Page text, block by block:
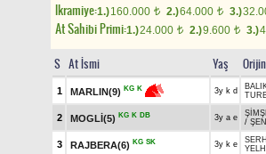
Ikramiye:1.)160.000 t 2.)64.000 t 3.)
At Sahibi Primi:1.)24.000 t 2.)9.600 t 3.)
S At İsmi Yaş
1 MARLIN(9) KG K 3y k d
2
MOGLİ(5) KG K DB 3y a e
/
3
RAJBERA(6) KG SK 3y k e